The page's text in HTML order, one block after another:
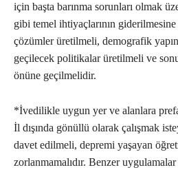
için başta barınma sorunları olmak
gibi temel ihtiyaçlarının
çözümler üretilmeli, demografik
geçilecek politikalar üretilmeli ve
önüne geçilmelidir.
*İvedilikle uygun yer ve alanlara
İl dışında gönüllü olarak çalışmak
davet edilmeli, depremi yaşayan
zorlanmamalıdır. Benzer uygulamalar